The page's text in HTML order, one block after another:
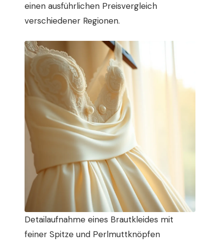
einen ausführlichen Preisvergleich
verschiedener Regionen.
Detailaufnahme eines Brautkleides mit
feiner Spitze und Perlmuttknöpfen